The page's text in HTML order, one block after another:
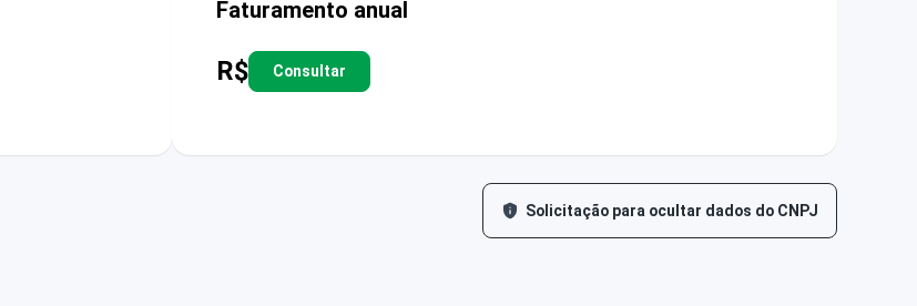
Faturamento anual
R$ Consultar
Solicitação para ocultar dados do CNPJ